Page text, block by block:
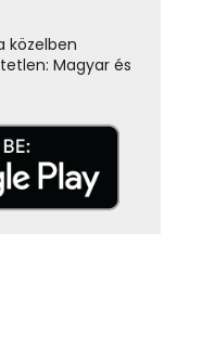
közelben
Magyar és